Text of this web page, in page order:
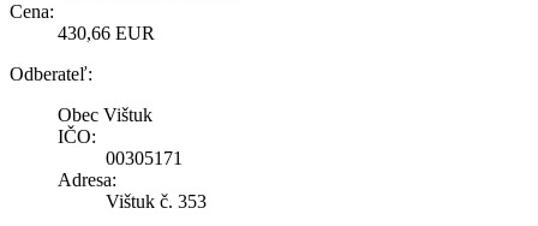
Cena:
430,66 EUR
Odberateľ:
Obec Vištuk
IČO:
00305171
Adresa:
Vištuk č. 353